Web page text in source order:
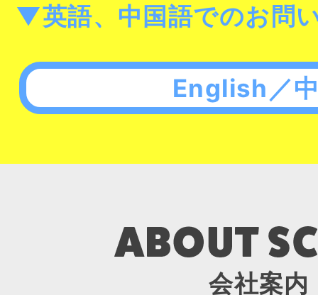
▼英語、中国語でのお問
English／
会社案内